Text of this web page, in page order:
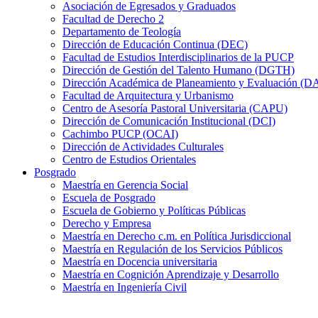
Asociación de Egresados y Graduados
Facultad de Derecho 2
Departamento de Teología
Dirección de Educación Continua (DEC)
Facultad de Estudios Interdisciplinarios de la PUCP
Dirección de Gestión del Talento Humano (DGTH)
Dirección Académica de Planeamiento y Evaluación
Facultad de Arquitectura y Urbanismo
Centro de Asesoría Pastoral Universitaria (CAPU)
Dirección de Comunicación Institucional (DCI)
Cachimbo PUCP (OCAI)
Dirección de Actividades Culturales
Centro de Estudios Orientales
Posgrado
Maestría en Gerencia Social
Escuela de Posgrado
Escuela de Gobierno y Políticas Públicas
Derecho y Empresa
Maestría en Derecho c.m. en Política Jurisdiccional
Maestría en Regulación de los Servicios Públicos
Maestría en Docencia universitaria
Maestría en Cognición Aprendizaje y Desarrollo
Maestría en Ingeniería Civil